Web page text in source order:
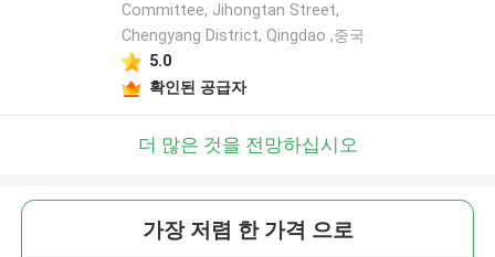
Committee, Jihongtan Street,
Chengyang District, Qingdao ,중국
5.0
확인된 공급자
더 많은 것을 전망하십시오
가장 저렴 한 가격 으로